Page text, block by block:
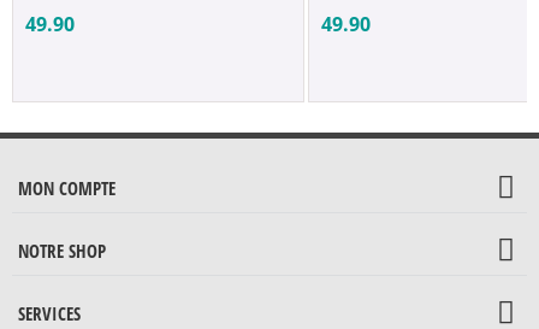
49.90 49.90
MON COMPTE
NOTRE SHOP
SERVICES